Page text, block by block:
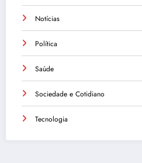
Notícias
Política
Saúde
Sociedade e Cotidiano
Tecnologia